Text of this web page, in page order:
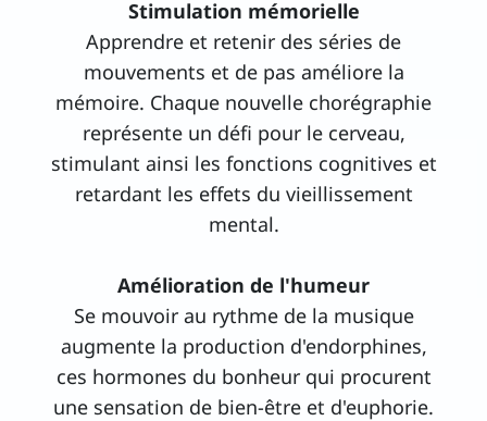
Stimulation mémorielle
Apprendre et retenir des séries de
mouvements et de pas améliore la
mémoire. Chaque nouvelle chorégraphie
représente un défi pour le cerveau,
stimulant ainsi les fonctions cognitives et
retardant les effets du vieillissement
mental.
Amélioration de l'humeur
Se mouvoir au rythme de la musique
augmente la production d'endorphines,
ces hormones du bonheur qui procurent
une sensation de bien-être et d'euphorie.